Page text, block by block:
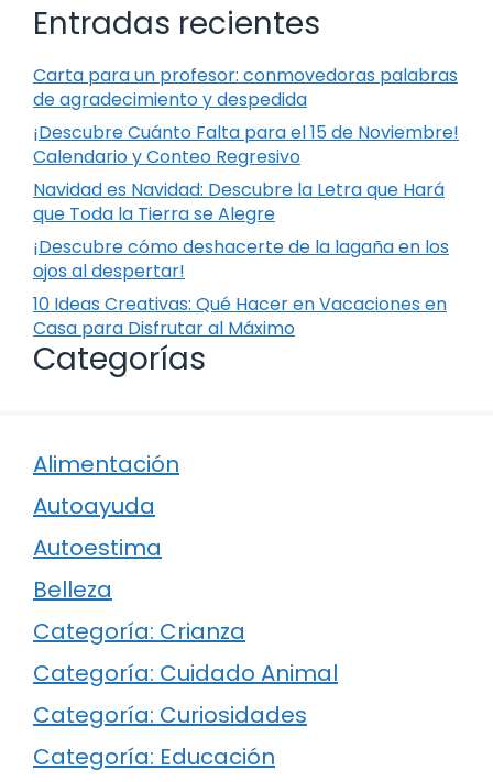
Entradas recientes
Carta para un profesor: conmovedoras palabras
de agradecimiento y despedida
¡Descubre Cuánto Falta para el 15 de Noviembre!
Calendario y Conteo Regresivo
Navidad es Navidad: Descubre la Letra que Hará
que Toda la Tierra se Alegre
¡Descubre cómo deshacerte de la lagaña en los
ojos al despertar!
10 Ideas Creativas: Qué Hacer en Vacaciones en
Casa para Disfrutar al Máximo
Categorías
Alimentación
Autoayuda
Autoestima
Belleza
Categoría: Crianza
Categoría: Cuidado Animal
Categoría: Curiosidades
Categoría: Educación